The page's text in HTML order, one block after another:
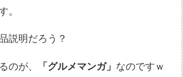
。
説明だろう？
のが、 「グルメマンガ」 なのですｗ